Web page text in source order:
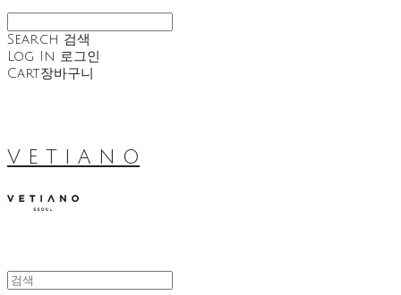
Search 검색
Log In 로그인
Cart장바구니
V E T I A N O